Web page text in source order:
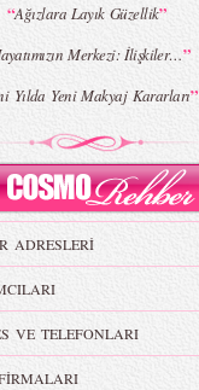
“Ağızlara Layık Güzellik”
Merkezi: İlişkiler…”
Yılda Yeni Makyaj Kararları”
ADRESLERİ
VE TELEFONLARI